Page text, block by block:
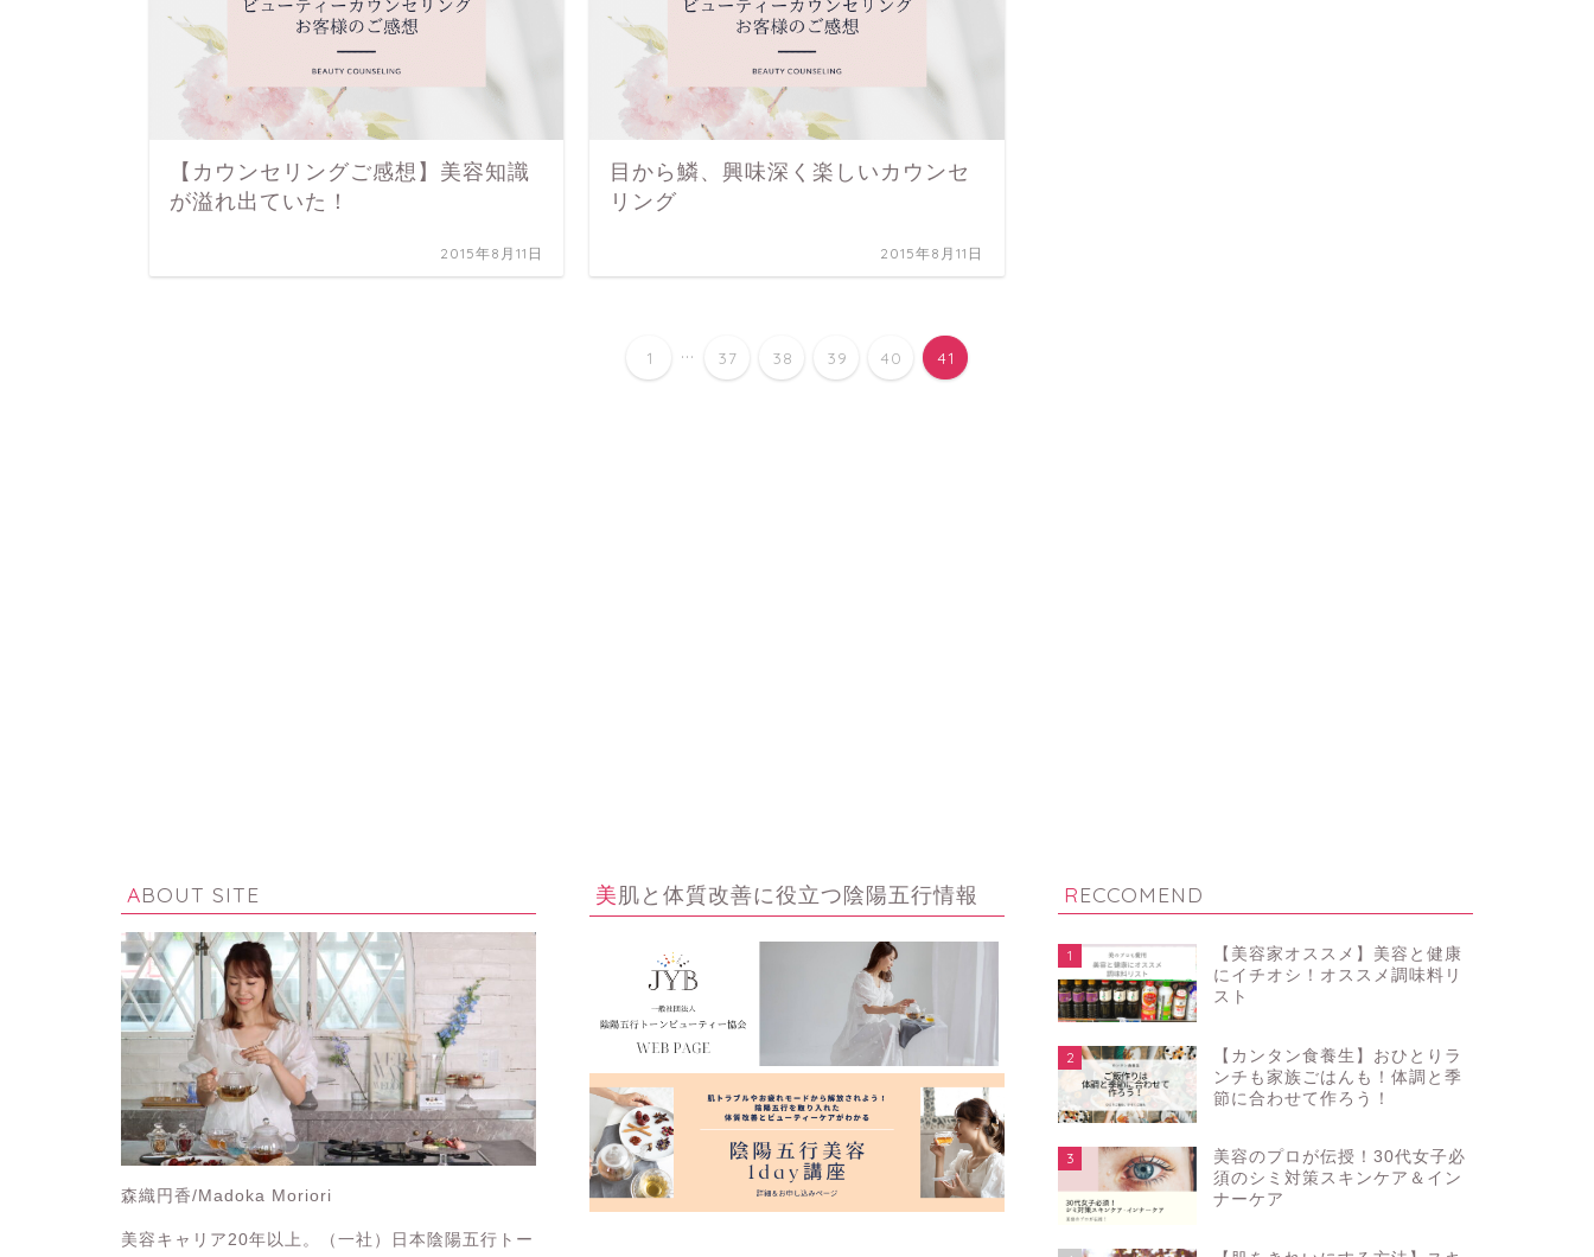
【カウンセリングご感想】美容知識
が溢れ出ていた！
2015年8月11日
目から鱗、興味深く楽しいカウンセ
リング
2015年8月11日
1 ... 37 38 39 40 41
ABOUT SITE
森織円香/Madoka Moriori
美容キャリア20年以上。（一社）日本陰陽五行トー
美肌と体質改善に役立つ陰陽五行情報 RECCOMEND
1
【美容家オススメ】美容と健康
にイチオシ！オススメ調味料リ
スト
2
【カンタン食養生】おひとりラ
ンチも家族ごはんも！体調と季
節に合わせて作ろう！
3
美容のプロが伝授！30代女子必
須のシミ対策スキンケア＆イン
ナーケア